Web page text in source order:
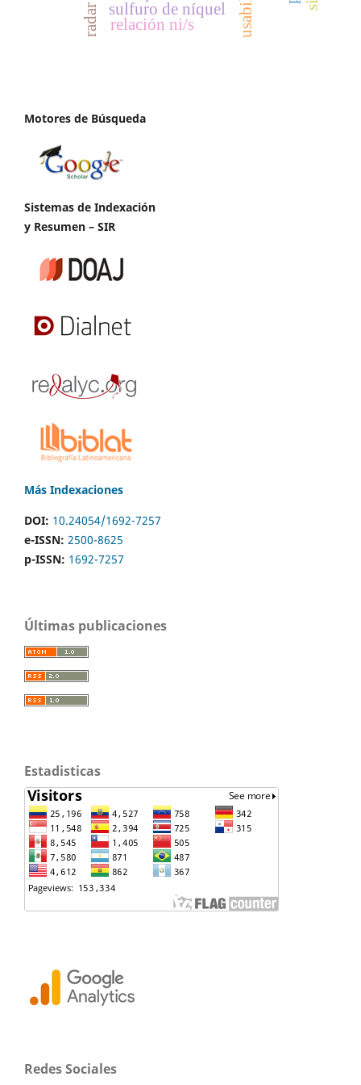
sulfuro de níquel
relación ni/s
radar
Motores de Búsqueda
Sistemas de Indexación
y Resumen – SIR
Más Indexaciones
DOI: 10.24054/1692-7257
e-ISSN: 2500-8625
p-ISSN: 1692-7257
Últimas publicaciones
Estadisticas
Redes Sociales